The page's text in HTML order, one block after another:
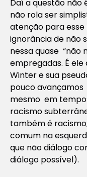
Daí a questão não
não rola ser
atenção para
ignorância de não
nessa quase “não
empregadas. É
Winter e sua
pouco
mesmo em
racismo
também é
comum na
que não diálogo
diálogo possível).